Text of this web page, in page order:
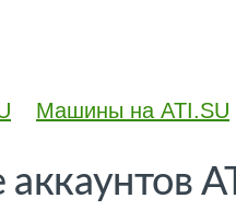
Машины на ATI.SU